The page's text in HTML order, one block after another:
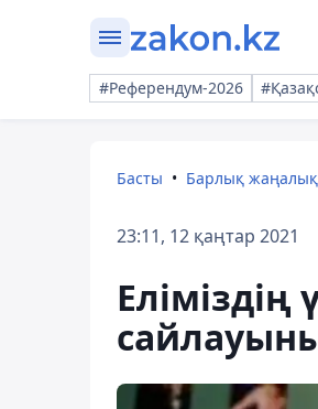
#Референдум-2026
Басты Барлық
23:11, 12 қаңтар 2021